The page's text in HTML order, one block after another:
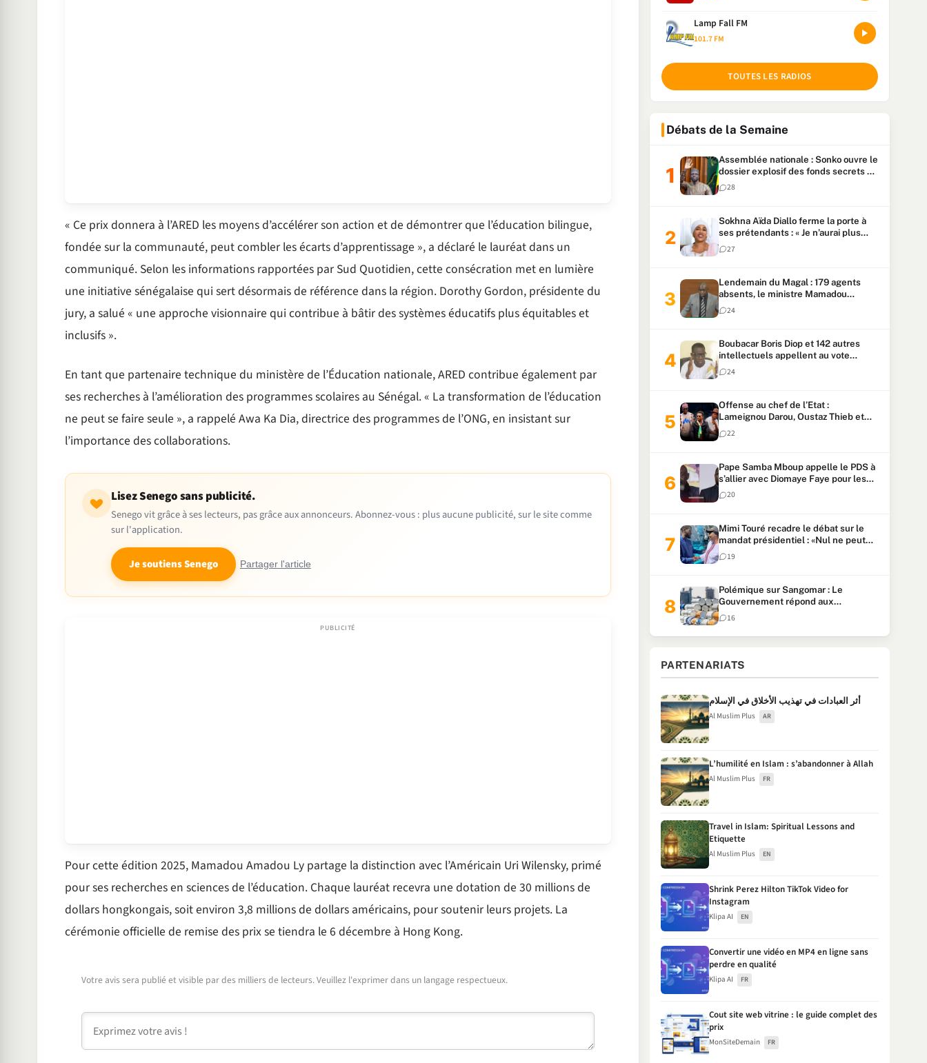
« Ce prix donnera à l’ARED les moyens d’accélérer son action et de démontrer que l’éducation bilingue,
fondée sur la communauté, peut combler les écarts d’apprentissage », a déclaré le lauréat dans un
communiqué. Selon les informations rapportées par Sud Quotidien, cette consécration met en lumière
une initiative sénégalaise qui sert désormais de référence dans la région. Dorothy Gordon, présidente du
jury, a salué « une approche visionnaire qui contribue à bâtir des systèmes éducatifs plus équitables et
inclusifs ».
En tant que partenaire technique du ministère de l’Éducation nationale, ARED contribue également par
ses recherches à l’amélioration des programmes scolaires au Sénégal. « La transformation de l’éducation
ne peut se faire seule », a rappelé Awa Ka Dia, directrice des programmes de l’ONG, en insistant sur
l’importance des collaborations.
Lisez Senego sans publicité.
Senego vit grâce à ses lecteurs, pas grâce aux annonceurs. Abonnez-vous : plus aucune publicité, sur le site comme
sur l'application.
Je soutiens Senego Partager l'article
Pour cette édition 2025, Mamadou Amadou Ly partage la distinction avec l’Américain Uri Wilensky, primé
pour ses recherches en sciences de l’éducation. Chaque lauréat recevra une dotation de 30 millions de
dollars hongkongais, soit environ 3,8 millions de dollars américains, pour soutenir leurs projets. La
cérémonie officielle de remise des prix se tiendra le 6 décembre à Hong Kong.
Votre avis sera publié et visible par des milliers de lecteurs. Veuillez l'exprimer dans un langage respectueux.
Lamp Fall FM
101.7 FM
TOUTES LES RADIOS
Débats de la Semaine
Assemblée nationale : Sonko ouvre le
dossier explosif des fonds secrets et
du patrimoine présidentiel
28
Sokhna Aïda Diallo ferme la porte à
ses prétendants : « Je n’aurai plus
jamais un autre mari »
27
Lendemain du Magal : 179 agents
absents, le ministre Mamadou
Lamine Dianté exige des explications
24
Boubacar Boris Diop et 142 autres
intellectuels appellent au vote
urgent de la révision
constitutionnelle
24
Offense au chef de l’Etat :
Lameignou Darou, Oustaz Thieb et
Ndiaye Touba lourdement
condamnés
22
Pape Samba Mboup appelle le PDS à
s’allier avec Diomaye Faye pour les
locales et tacle Sonko
20
Mimi Touré recadre le débat sur le
mandat présidentiel : «Nul ne peut
faire plus de deux mandats
consécutifs de 5 ans»
19
Polémique sur Sangomar : Le
Gouvernement répond aux
accusations et clarifie le partage des
milliards
16
PARTENARIATS
أثر العبادات في تهذيب الأخلاق في الإسلام
Al Muslim Plus AR
L’humilité en Islam : s’abandonner à Allah
Al Muslim Plus FR
Travel in Islam: Spiritual Lessons and
Etiquette
Al Muslim Plus EN
Shrink Perez Hilton TikTok Video for
Instagram
Klipa AI EN
Convertir une vidéo en MP4 en ligne sans
perdre en qualité
Klipa AI FR
Cout site web vitrine : le guide complet des
prix
MonSiteDemain FR